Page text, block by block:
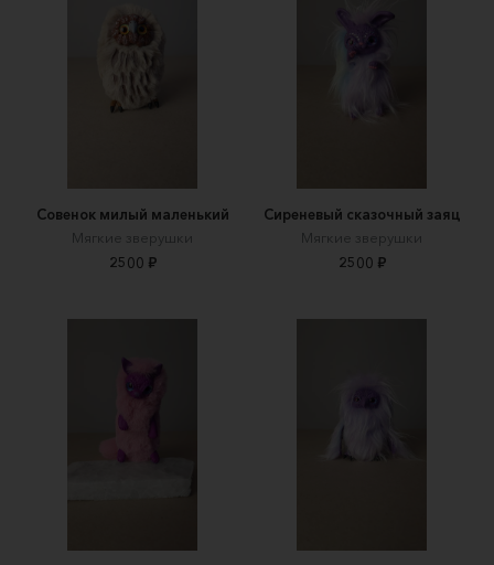
Совенок милый маленький
Мягкие зверушки
2500 ₽
Сиреневый сказочный заяц
Мягкие зверушки
2500 ₽